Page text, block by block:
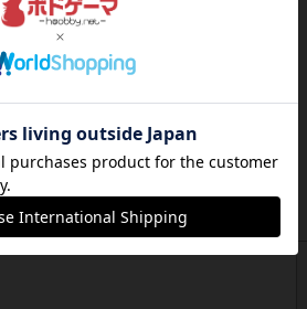
アンブッシュ！：ムーブアウト！
1984年にVictory Gamesが出版した『Move
Out！』...
とにかく楽しい！最高のゲームではと思います。
ルールは多少ゲーム慣れした...